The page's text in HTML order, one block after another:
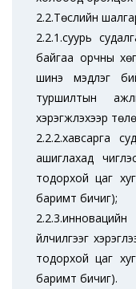
2.2.Төслийн
2.2.1.суурь
байгаа орчны
шинэ мэдлэг
туршилтын
хэрэгжүүлэхээр
2.2.2.хавсарга
ашиглахад
тодорхой цаг
баримт бичиг);
2.2.3.инновацийн
үйлчилгээг
тодорхой цаг
баримт бичиг).